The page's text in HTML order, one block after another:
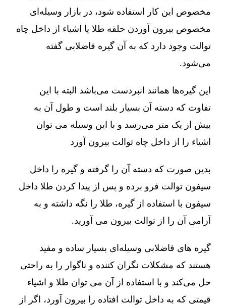
مخصوص این کار استفاده شود، در بازار وسیله‌ای
مخصوص بیرون آوردن حلقه طلا یا اشیاء از داخل چاه
توالت وجود دارد که به آن گیره فاضلابی گفته
می‌شود.
این گیره‌ها همانند انبردست می‌باشد البته با این
تفاوت که دسته آن بسیار بلند است و طول آن به
بیش از یک متر می‌رسد و با این وسیله می توان
اشیاء را از داخل چاه توالت بیرون آورد
بدین صورت که دسته آن را گرفته و گیره را داخل
سیفون توالت فرو برده و پس از پیدا کردن طلا داخل
سیفون با استفاده از گیره، طلا را نگه داشته و به
آرامی آن را از توالت بیرون می آورید.
گیره های فاضلابی وسیله‌ای بسیار ساده و مفید
هستند که مشکلات نگران کننده و ناگوار را به راحتی
حل می‌کند و با استفاده از آن می توان طلا و اشیاء
قیمتی که به داخل توالت افتاده را بیرون آورد، اگر از